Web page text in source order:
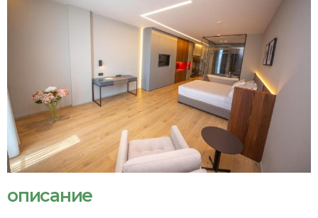
описание